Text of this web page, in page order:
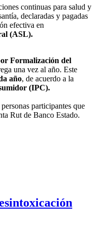
continuas para salud y
declaradas y pagadas
efectiva en
(ASL).
Formalización del
una vez al año. Este
año, de acuerdo a la
(IPC).
participantes que
Rut de Banco Estado.